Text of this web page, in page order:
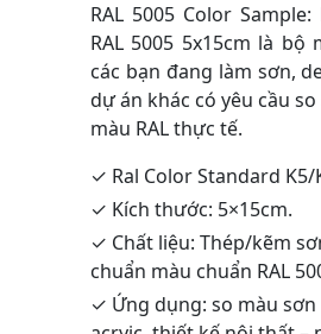
RAL 5005 Color
RAL 5005 5x15cm là bộ
các bạn đang làm sơn,
dự án khác có yêu cầu
màu RAL thực tế.
✓ Ral Color Standard K5/
✓ Kích thước: 5×15cm.
✓ Chất liệu: Thép/kẽm
chuẩn màu chuẩn RAL
✓ Ứng dụng: so màu sơn